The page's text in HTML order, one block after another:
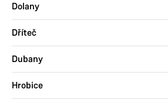
Dolany
Dříteč
Dubany
Hrobice